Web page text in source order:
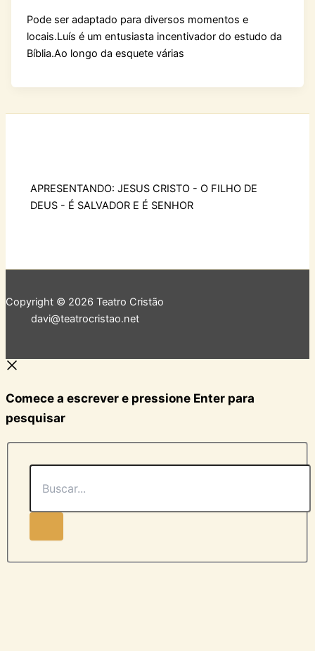
Pode ser adaptado para diversos momentos e
locais.Luís é um entusiasta incentivador do estudo da
Bíblia.Ao longo da esquete várias
APRESENTANDO: JESUS CRISTO - O FILHO DE
DEUS - É SALVADOR E É SENHOR
Copyright © 2026 Teatro Cristão
davi@teatrocristao.net
Comece a escrever e pressione Enter para
pesquisar
Buscar...